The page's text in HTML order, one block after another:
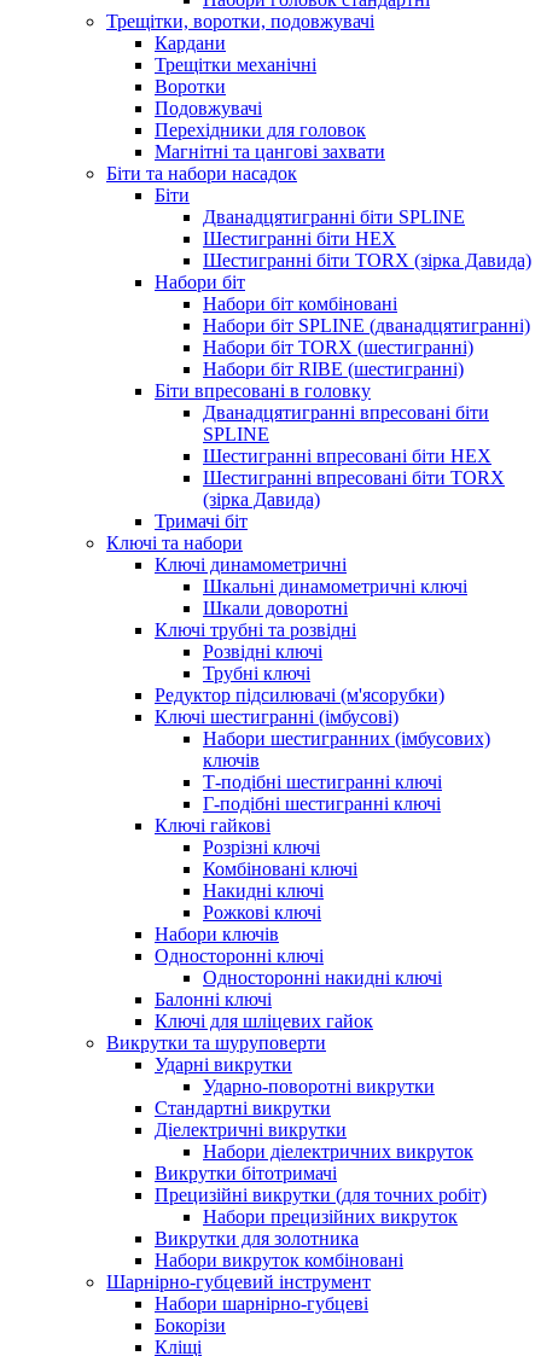
Трещітки, воротки, подовжувачі
Кардани
Трещітки механічні
Воротки
Подовжувачі
Перехідники для головок
Магнітні та цангові захвати
Біти та набори насадок
Біти
Дванадцятигранні біти SPLINE
Шестигранні біти HEX
Шестигранні біти TORX (зірка Давида)
Набори біт
Набори біт комбіновані
Набори біт SPLINE (дванадцятигранні)
Набори біт TORX (шестигранні)
Набори біт RIBE (шестигранні)
Біти впресовані в головку
Дванадцятигранні впресовані біти
SPLINE
Шестигранні впресовані біти HEX
Шестигранні впресовані біти TORX
(зірка Давида)
Тримачі біт
Ключі та набори
Ключі динамометричні
Шкальні динамометричні ключі
Шкали доворотні
Ключі трубні та розвідні
Розвідні ключі
Трубні ключі
Редуктор підсилювачі (м'ясорубки)
Ключі шестигранні (імбусові)
Набори шестигранних (імбусових)
ключів
Т-подібні шестигранні ключі
Г-подібні шестигранні ключі
Ключі гайкові
Розрізні ключі
Комбіновані ключі
Накидні ключі
Рожкові ключі
Набори ключів
Односторонні ключі
Односторонні накидні ключі
Балонні ключі
Ключі для шліцевих гайок
Викрутки та шуруповерти
Ударні викрутки
Ударно-поворотні викрутки
Стандартні викрутки
Діелектричні викрутки
Набори діелектричних викруток
Викрутки бітотримачі
Прецизійні викрутки (для точних робіт)
Набори прецизійних викруток
Викрутки для золотника
Набори викруток комбіновані
Шарнірно-губцевий інструмент
Набори шарнірно-губцеві
Бокорізи
Кліщі